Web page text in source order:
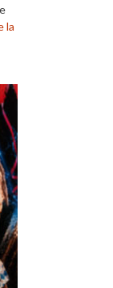
la